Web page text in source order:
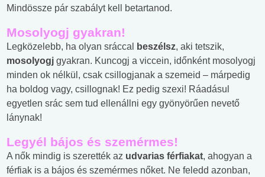
Mindössze pár szabályt kell betartanod.
Mosolyogj gyakran!
Legközelebb, ha olyan sráccal beszélsz, aki tetszik,
mosolyogj gyakran. Kuncogj a viccein, időnként mosolyogj
minden ok nélkül, csak csillogjanak a szemeid – márpedig
ha boldog vagy, csillognak! Ez pedig szexi! Ráadásul
egyetlen srác sem tud ellenállni egy gyönyörűen nevető
lánynak!
Legyél bájos és szemérmes!
A nők mindig is szerették az udvarias férfiakat, ahogyan a
férfiak is a bájos és szemérmes nőket. Ne feledd azonban,